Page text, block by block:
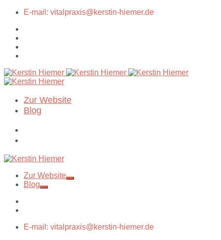
E-mail: vitalpraxis@kerstin-hiemer.de
Zur Website
Blog
Zur Website
Blog
E-mail: vitalpraxis@kerstin-hiemer.de